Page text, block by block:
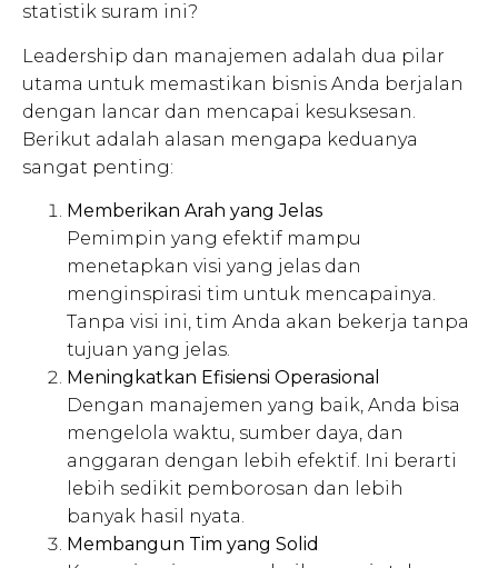
statistik suram ini?
Leadership dan manajemen adalah dua pilar
utama untuk memastikan bisnis Anda berjalan
dengan lancar dan mencapai kesuksesan.
Berikut adalah alasan mengapa keduanya
sangat penting:
Memberikan Arah yang Jelas
Pemimpin yang efektif mampu
menetapkan visi yang jelas dan
menginspirasi tim untuk mencapainya.
Tanpa visi ini, tim Anda akan bekerja tanpa
tujuan yang jelas.
Meningkatkan Efisiensi Operasional
Dengan manajemen yang baik, Anda bisa
mengelola waktu, sumber daya, dan
anggaran dengan lebih efektif. Ini berarti
lebih sedikit pemborosan dan lebih
banyak hasil nyata.
Membangun Tim yang Solid